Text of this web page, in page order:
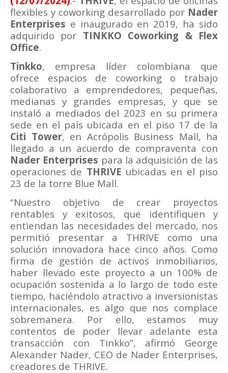
flexibles y coworking desarrollado por Nader
Enterprises e inaugurado en 2019, ha sido
adquirido por TINKKO Coworking & Flex
Office.
Tinkko, empresa líder colombiana que
ofrece espacios de coworking o trabajo
colaborativo a emprendedores, pequeñas,
medianas y grandes empresas, y que se
instaló a mediados del 2023 en su primera
sede en el país ubicada en el piso 17 de la
Citi Tower, en Acrópolis Business Mall, ha
llegado a un acuerdo de compraventa con
Nader Enterprises para la adquisición de las
operaciones de THRIVE ubicadas en el piso
23 de la torre Blue Mall.
“Nuestro objetivo de crear proyectos
rentables y exitosos, que identifiquen y
entiendan las necesidades del mercado, nos
permitió presentar a THRIVE como una
solución innovadora hace cinco años. Como
firma de gestión de activos inmobiliarios,
haber llevado este proyecto a un 100% de
ocupación sostenida a lo largo de todo este
tiempo, haciéndolo atractivo a inversionistas
internacionales, es algo que nos complace
sobremanera. Por ello, estamos muy
contentos de poder llevar adelante esta
transacción con Tinkko”, afirmó George
Alexander Nader, CEO de Nader Enterprises,
creadores de THRIVE.